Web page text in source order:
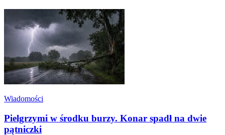
Wiadomości
Pielgrzymi w środku burzy. Konar spadł na dwie
pątniczki